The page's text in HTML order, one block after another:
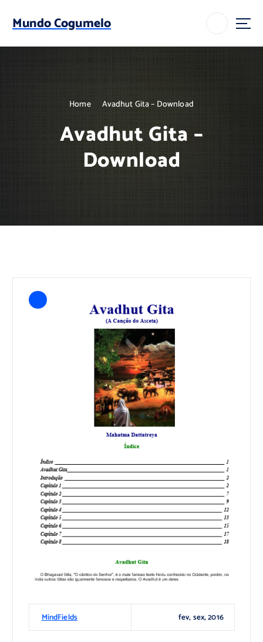
p
Mundo Cogumelo
Home Avadhut Gita – Download
Avadhut Gita –
Download
MindFields fev, sex, 2016